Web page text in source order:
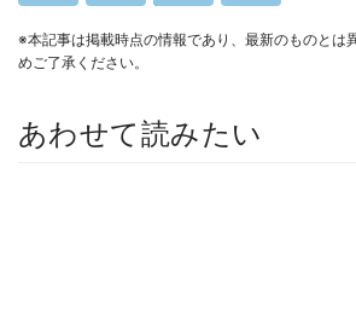
※本記事は掲載時点の情報であり、最新のものとは
めご了承ください。
あわせて読みたい